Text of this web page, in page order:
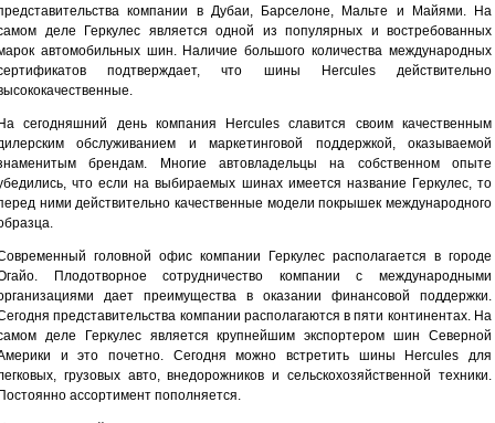
компании в Дубаи, Барселоне, Мальте и Майями. На
деле Геркулес является одной из популярных и востребованных
автомобильных шин. Наличие большого количества международных
подтверждает, что шины Hercules действительно
сегодняшний день компания Hercules славится своим качественным
обслуживанием и маркетинговой поддержкой, оказываемой
брендам. Многие автовладельцы на собственном опыте
что если на выбираемых шинах имеется название Геркулес, то
ними действительно качественные модели покрышек международного
головной офис компании Геркулес располагается в городе
Плодотворное сотрудничество компании с международными
дает преимущества в оказании финансовой поддержки.
представительства компании располагаются в пяти континентах. На
деле Геркулес является крупнейшим экспортером шин Северной
и это почетно. Сегодня можно встретить шины Hercules для
грузовых авто, внедорожников и сельскохозяйственной техники.
ассортимент пополняется.